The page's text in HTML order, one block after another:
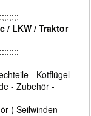
/ LKW / Traktor
- Kotflügel -
- Zubehör -
( Seilwinden -